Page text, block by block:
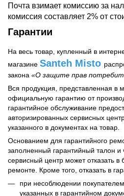
Почта взимает комиссию за
комиссия составляет 2% от
Гарантии
На весь товар, купленный в
магазине Santeh Misto
закона «О защите прав
Вся продукция, представленная в
официальную гарантию от
гарантийное обслуживание
авторизированных сервисных
указанного в документах на товар.
Основанием для гарантийного
заполненный гарантийный талон и
сервисный центр может отказать в
ремонте. Кроме того, отказать в
при несоблюдении покупателем
указанных в гарантийном